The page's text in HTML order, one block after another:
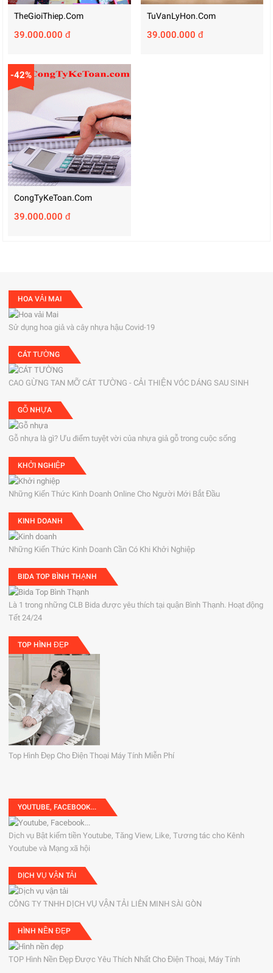
TheGioiThiep.com
39.000.000 đ
TuVanLyHon.com
39.000.000 đ
-42%
CongTyKeToan.com
39.000.000 đ
HOA VẢI MAI
Sử dụng hoa giả và cây nhựa hậu Covid-19
CÁT TƯỜNG
CAO GỪNG TAN MỠ CÁT TƯỜNG - CẢI THIỆN VÓC DÁNG SAU SINH
GỖ NHỰA
Gỗ nhựa là gì? Ưu điểm tuyệt vời của nhựa giả gỗ trong cuộc sống
KHỞI NGHIỆP
Những Kiến Thức Kinh Doanh Online Cho Người Mới Bắt Đầu
KINH DOANH
Những Kiến Thức Kinh Doanh Cần Có Khi Khởi Nghiệp
BIDA TOP BÌNH THẠNH
Là 1 trong những CLB Bida được yêu thích tại quận Bình Thạnh. Hoạt động
Tết 24/24
TOP HÌNH ĐẸP
Top Hình Đẹp Cho Điện Thoại Máy Tính Miễn Phí
YOUTUBE, FACEBOOK...
Dịch vụ Bật kiếm tiền Youtube, Tăng View, Like, Tương tác cho Kênh
Youtube và Mạng xã hội
DỊCH VỤ VẬN TẢI
CÔNG TY TNHH DỊCH VỤ VẬN TẢI LIÊN MINH SÀI GÒN
HÌNH NỀN ĐẸP
TOP Hình Nền Đẹp Được Yêu Thích Nhất Cho Điện Thoại, Máy Tính